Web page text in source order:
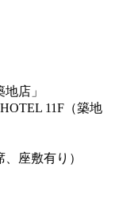
店」
11F（築地
座敷有り）